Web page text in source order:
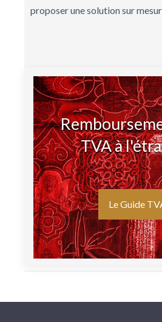
proposer une solution sur
TVA à
Le Guide